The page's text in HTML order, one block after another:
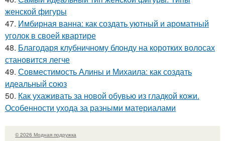
женской фигуры
47. Имбирная ванна: как создать уютный и ароматный
уголок в своей квартире
48. Благодаря клубничному блонду на коротких волосах
становится легче
49. Совместимость Алины и Михаила: как создать
идеальный союз
50. Как ухаживать за новой обувью из гладкой кожи.
Особенности ухода за разными материалами
© 2026 Модная подружка